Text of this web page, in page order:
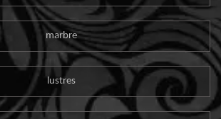
marbre
lustres